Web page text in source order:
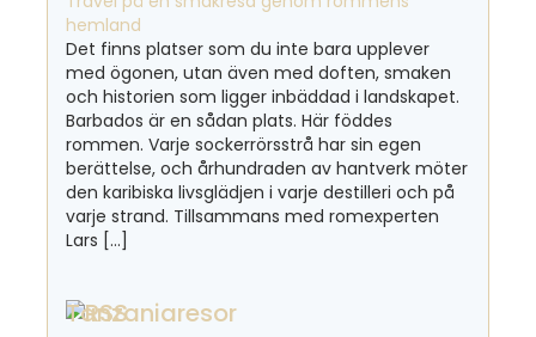
hemland
Det finns platser som du inte bara upplever
med ögonen, utan även med doften, smaken
och historien som ligger inbäddad i landskapet.
Barbados är en sådan plats. Här föddes
rommen. Varje sockerrörsstrå har sin egen
berättelse, och århundraden av hantverk möter
den karibiska livsglädjen i varje destilleri och på
varje strand. Tillsammans med romexperten
Lars […]
Tanzaniaresor